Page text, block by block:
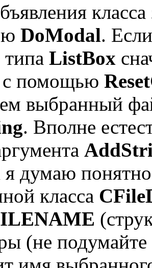
DoModal.
ListBox
с помощью
выбранный
. Вполне
я думаю
класса
(не